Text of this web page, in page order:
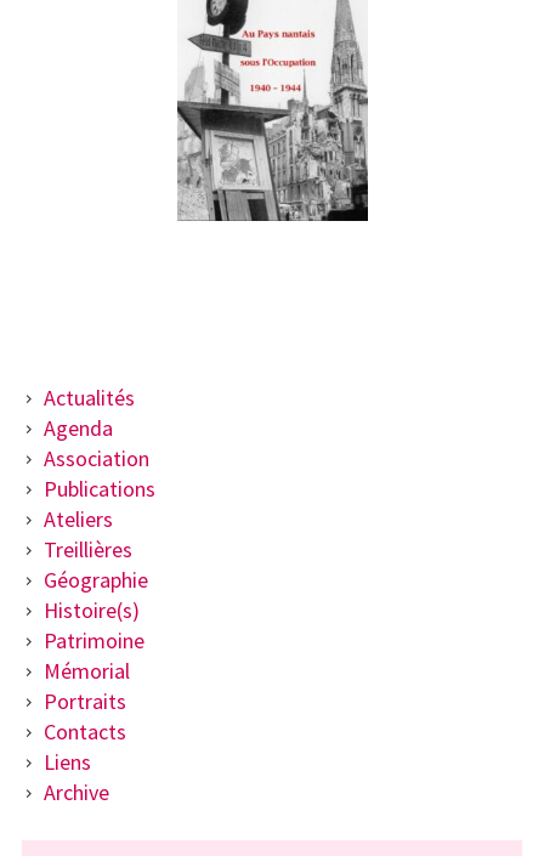
BARRE
LATÉRALE
PRINCIPALE
Actualités
Agenda
Association
Publications
Ateliers
Treillières
Géographie
Histoire(s)
Patrimoine
Mémorial
Portraits
Contacts
Liens
Archive